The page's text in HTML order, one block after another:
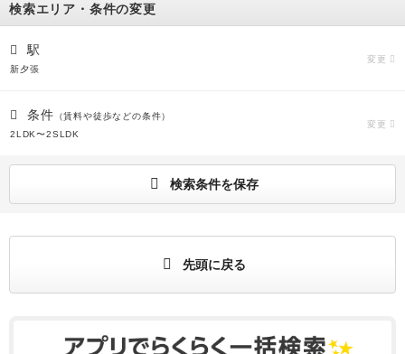
検索エリア・条件の変更
駅
新夕張
変更
条件 （賃料や徒歩などの条件）
2LDK〜2SLDK
変更
検索条件を保存
先頭に戻る